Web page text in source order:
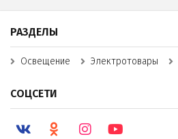
РАЗДЕЛЫ
Освещение Электротовары
СОЦСЕТИ